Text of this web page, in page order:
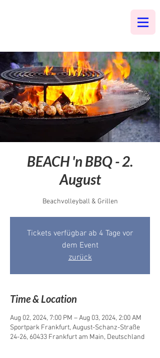
BEACH 'n BBQ - 2.
August
Beachvolleyball & Grillen
Tickets verfügbar ab 4 Tage vor
dem Event
zurück
Time & Location
Aug 02, 2024, 7:00 PM – Aug 03, 2024, 2:00 AM
Sportpark Frankfurt, August-Schanz-Straße
24-26, 60433 Frankfurt am Main, Deutschland